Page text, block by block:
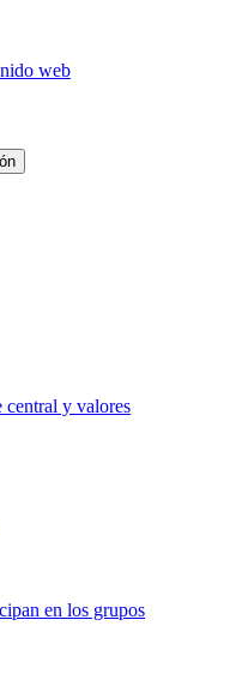
web
central y valores
en los grupos